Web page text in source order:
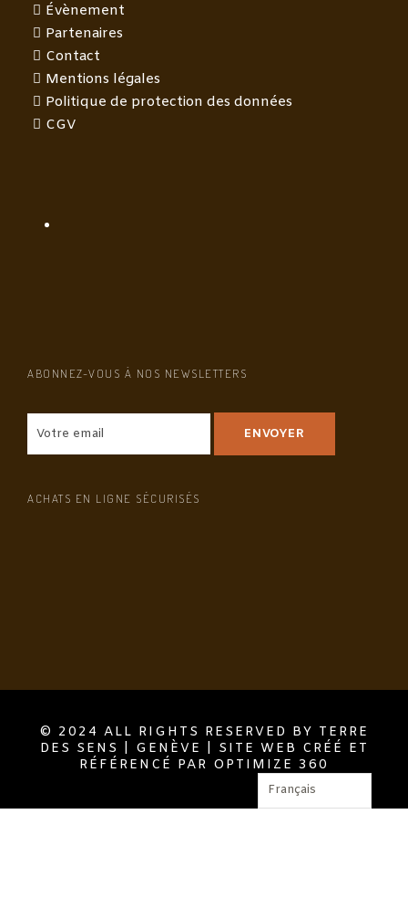
Évènement
Partenaires
Contact
Mentions légales
Politique de protection des données
CGV
ABONNEZ-VOUS À NOS NEWSLETTERS
ACHATS EN LIGNE SÉCURISÉS
© 2024 ALL RIGHTS RESERVED BY TERRE
DES SENS | GENÈVE | SITE WEB CRÉÉ ET
RÉFÉRENCÉ PAR OPTIMIZE 360
Français